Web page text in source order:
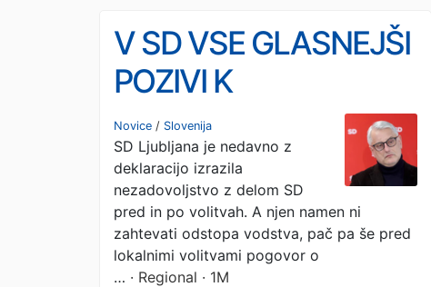
V SD VSE GLASNEJŠI
POZIVI K
SPREMEMBAM:
"Rezultat volitev ne da
ni bil dober,
katastrofalen je bil"
Novice / Slovenija
SD Ljubljana je nedavno z
deklaracijo izrazila
nezadovoljstvo z delom SD
pred in po volitvah. A njen namen ni
zahtevati odstopa vodstva, pač pa še pred
lokalnimi volitvami pogovor o
… · Regional · 1M